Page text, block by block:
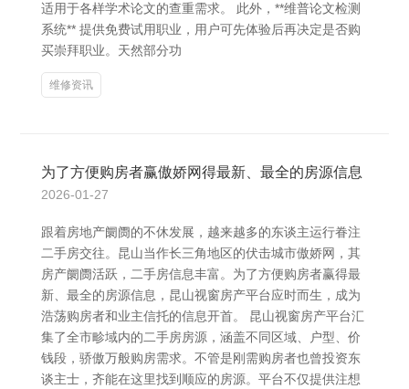
适用于各样学术论文的查重需求。 此外，**维普论文检测
系统** 提供免费试用职业，用户可先体验后再决定是否购
买崇拜职业。天然部分功
维修资讯
为了方便购房者赢傲娇网得最新、最全的房源信息
2026-01-27
跟着房地产阛阓的不休发展，越来越多的东谈主运行眷注
二手房交往。昆山当作长三角地区的伏击城市傲娇网，其
房产阛阓活跃，二手房信息丰富。为了方便购房者赢得最
新、最全的房源信息，昆山视窗房产平台应时而生，成为
浩荡购房者和业主信托的信息开首。 昆山视窗房产平台汇
集了全市畛域内的二手房房源，涵盖不同区域、户型、价
钱段，骄傲万般购房需求。不管是刚需购房者也曾投资东
谈主士，齐能在这里找到顺应的房源。平台不仅提供注想